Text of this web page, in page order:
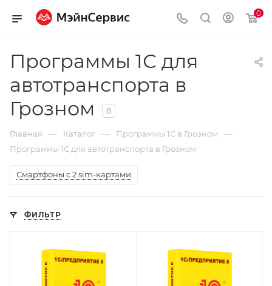
0
Программы 1С для
автотранспорта в
Грозном
8
Главная — Каталог — Программы 1С в Грозном —
Программы 1С для автотранспорта в Грозном
Смартфоны с 2 sim-картами
ФИЛЬТР